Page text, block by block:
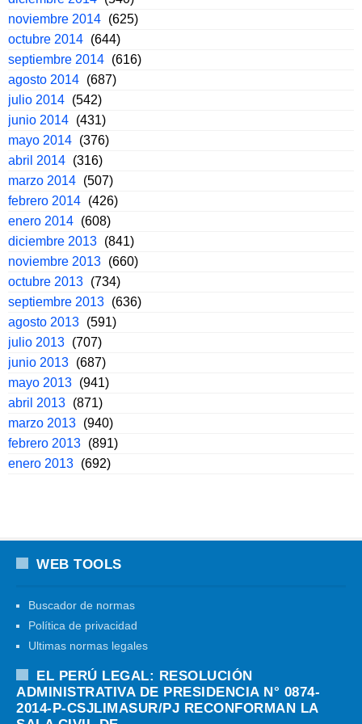
noviembre 2014 (625)
octubre 2014 (644)
septiembre 2014 (616)
agosto 2014 (687)
julio 2014 (542)
junio 2014 (431)
mayo 2014 (376)
abril 2014 (316)
marzo 2014 (507)
febrero 2014 (426)
enero 2014 (608)
diciembre 2013 (841)
noviembre 2013 (660)
octubre 2013 (734)
septiembre 2013 (636)
agosto 2013 (591)
julio 2013 (707)
junio 2013 (687)
mayo 2013 (941)
abril 2013 (871)
marzo 2013 (940)
febrero 2013 (891)
enero 2013 (692)
WEB TOOLS
Buscador de normas
Política de privacidad
Ultimas normas legales
EL PERÚ LEGAL: RESOLUCIÓN
ADMINISTRATIVA DE PRESIDENCIA N° 0874-
2014-P-CSJLIMASUR/PJ RECONFORMAN LA